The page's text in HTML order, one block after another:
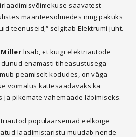
saavatest
maanteesõlmedes ning pakuks
teenuseid,“ selgitab Elektrumi juht.
lisab, et kuigi elektriautode
enamasti tiheasustusega
peamiselt kodudes, on väga
võimalus kättesaadavaks ka
ja pikemate vahemaade läbimiseks.
populaarsemad eelkõige
laadimistaristu muudab nende